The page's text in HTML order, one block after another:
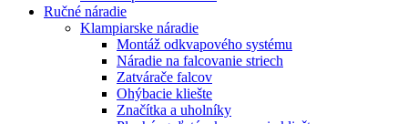
Ručné náradie
Klampiarske náradie
Montáž odkvapového systému
Náradie na falcovanie striech
Zatvárače falcov
Ohýbacie kliešte
Značítka a uholníky